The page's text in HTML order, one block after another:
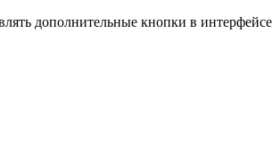
дополнительные кнопки в